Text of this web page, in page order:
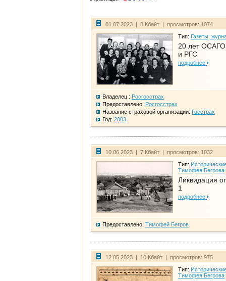
01.07.2023 | 8 Кбайт | просмотров: 1074
Тип: Газеты,
20 лет
и РГС
подробнее
Владелец : Росгосстрах
Предоставлено: Росгосстрах
Название страховой организации: Госстрах
Год: 2003
10.06.2023 | 7 Кбайт | просмотров: 1032
Тип:
Тимофея Бегрова
Ликвидация
1
подробнее
Предоставлено: Тимофей Бегров
12.05.2023 | 10 Кбайт | просмотров: 975
Тип:
Тимофея Бегрова